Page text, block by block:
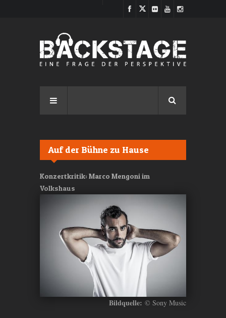
Auf der Bühne zu Hause
Konzertkritik: Marco Mengoni im
Volkshaus
Bildquelle: © Sony Music